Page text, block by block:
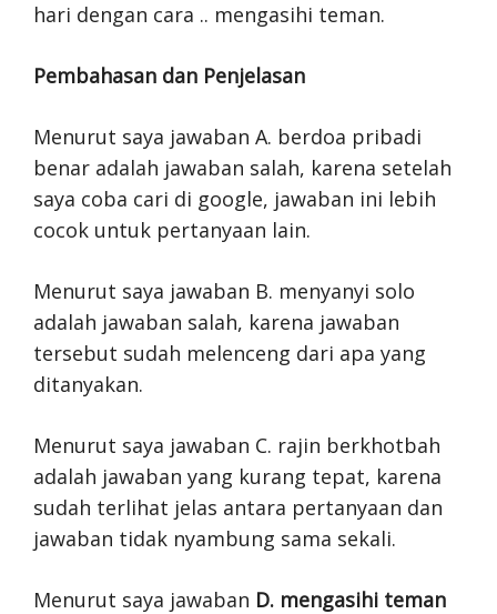
hari dengan cara .. mengasihi teman.
Pembahasan dan Penjelasan
Menurut saya jawaban A. berdoa pribadi
benar adalah jawaban salah, karena setelah
saya coba cari di google, jawaban ini lebih
cocok untuk pertanyaan lain.
Menurut saya jawaban B. menyanyi solo
adalah jawaban salah, karena jawaban
tersebut sudah melenceng dari apa yang
ditanyakan.
Menurut saya jawaban C. rajin berkhotbah
adalah jawaban yang kurang tepat, karena
sudah terlihat jelas antara pertanyaan dan
jawaban tidak nyambung sama sekali.
Menurut saya jawaban D. mengasihi teman